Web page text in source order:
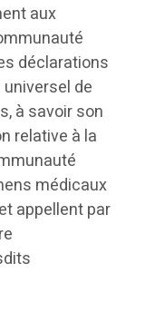
aux
déclarations
de
à savoir son
relative à la
médicaux
appellent par